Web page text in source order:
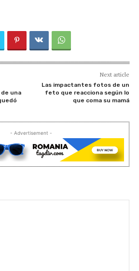
una
Next article
Las impactantes fotos de un
feto que reacciona según lo
que coma su mamá
- Advertisement -